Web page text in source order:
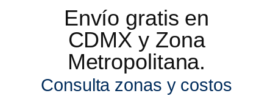
Envío gratis en
CDMX y Zona
Metropolitana.
Consulta zonas y costos